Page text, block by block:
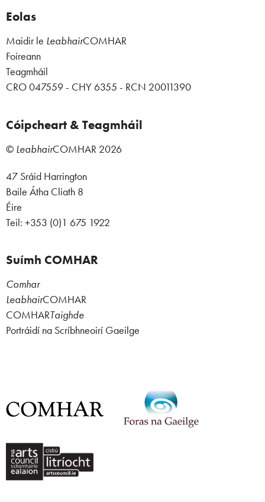
Eolas
Maidir le LeabhairCOMHAR
Foireann
Teagmháil
CRO 047559 - CHY 6355 - RCN 20011390
Cóipcheart & Teagmháil
© LeabhairCOMHAR 2026
47 Sráid Harrington
Baile Átha Cliath 8
Éire
Teil: +353 (0)1 675 1922
Suímh COMHAR
Comhar
LeabhairCOMHAR
COMHARTaighde
Portráidí na Scríbhneoirí Gaeilge